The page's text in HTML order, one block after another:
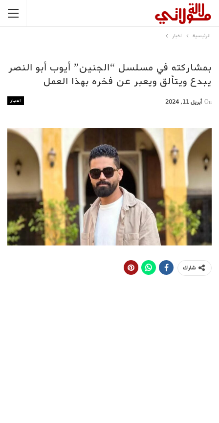
الرئيسية اخبار
بمشاركته في مسلسل “الجنين” أيوب أبو النصر
يبدع ويتألق ويعبر عن فخره بهذا العمل
اخبار On أبريل 11, 2024
شارك